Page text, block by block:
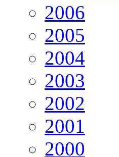
2006
2005
2004
2003
2002
2001
2000